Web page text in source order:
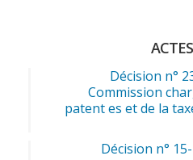
Décision n°
Commission
patent es et de la
Décision n°